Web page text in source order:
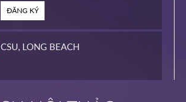
ĐĂNG KÝ
CSU, LONG BEACH